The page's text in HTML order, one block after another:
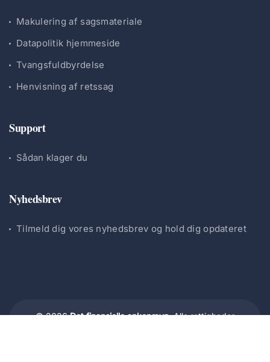
Makulering af sagsmateriale
Datapolitik hjemmeside
Tvangsfuldbyrdelse
Henvisning af retssag
Support
Sådan klager du
Nyhedsbrev
Tilmeld dig vores nyhedsbrev og hold dig opdateret
© 2026Det finansielle ankenævn.Alle rettigheder